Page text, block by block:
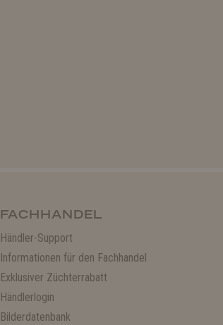
FACHHANDEL
Händler-Support
Informationen für den Fachhandel
Exklusiver Züchterrabatt
Händlerlogin
Bilderdatenbank